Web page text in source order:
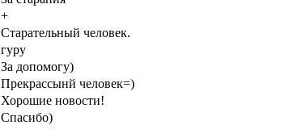
+
Старательный человек.
гуру
За допомогу)
Прекрассынй человек=)
Хорошие новости!
Спасибо)